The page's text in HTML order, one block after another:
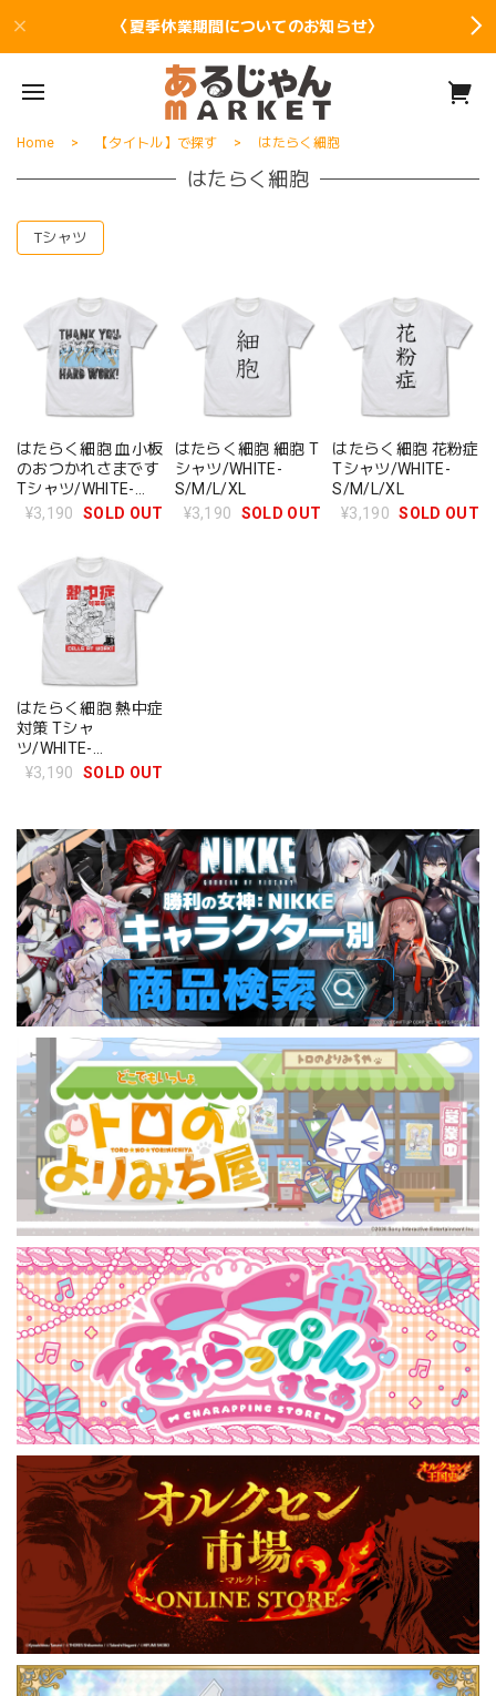
〈夏季休業期間についてのお知らせ〉
Home 【タイトル】で探す はたらく細胞
はたらく細胞
Tシャツ
はたらく細胞 血小板
のおつかれさまです
Tシャツ/WHITE-
S/M/L/XL
¥3,190 SOLD OUT
はたらく細胞 細胞 T
シャツ/WHITE-
S/M/L/XL
¥3,190
SOLD OUT
はたらく細胞 花粉症
Tシャツ/WHITE-
S/M/L/XL
¥3,190 SOLD OUT
はたらく細胞 熱中症
対策 Tシャ
ツ/WHITE-
S/M/L/XL
¥3,190 SOLD OUT